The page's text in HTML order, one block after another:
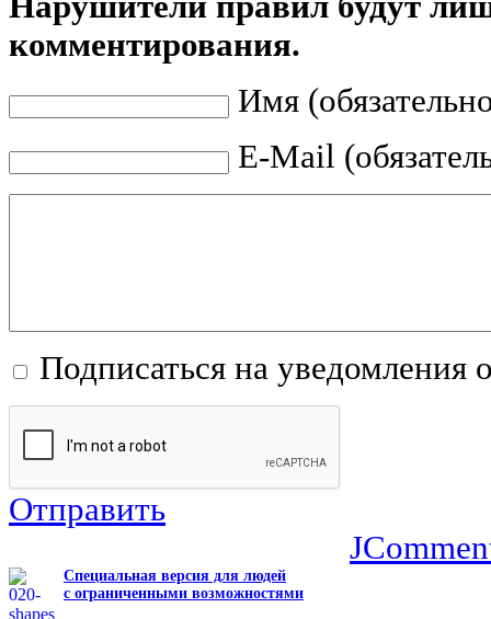
комментирования.
Имя
E-Mail
Подписаться на уведомления
Отправить
Специальная версия для людей
с ограниченными возможностями